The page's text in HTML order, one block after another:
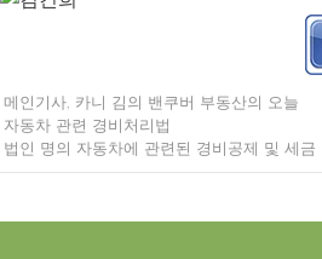
카
테
고
리
메인기사, 카니 김의 밴쿠버 부동산의 오늘
자동차 관련 경비처리법
법인 명의 자동차에 관련된 경비공제 및 세금